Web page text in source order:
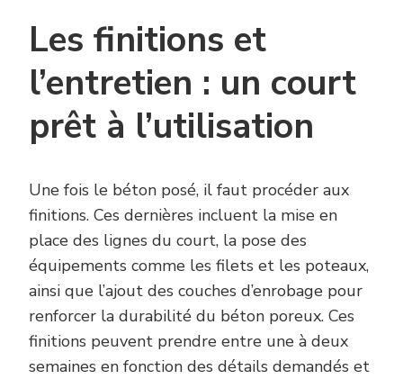
Les finitions et
l’entretien : un court
prêt à l’utilisation
Une fois le béton posé, il faut procéder aux
finitions. Ces dernières incluent la mise en
place des lignes du court, la pose des
équipements comme les filets et les poteaux,
ainsi que l’ajout des couches d’enrobage pour
renforcer la durabilité du béton poreux. Ces
finitions peuvent prendre entre une à deux
semaines en fonction des détails demandés et